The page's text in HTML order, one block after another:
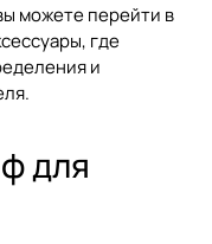
можете перейти в
, где
и
для